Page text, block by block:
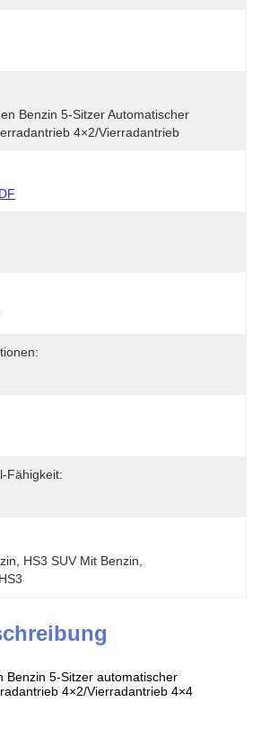
Benzin 5-Sitzer Automatischer
4×2/Vierradantrieb
Fähigkeit:
HS3 SUV Mit Benzin
Benzin 5-Sitzer automatischer
4×2/Vierradantrieb 4×4